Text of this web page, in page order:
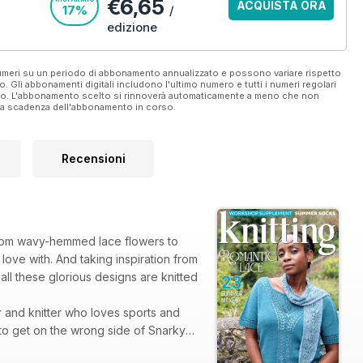
17% €6,65 /
edizione
ACQUISTA ORA
su un periodo di abbonamento annualizzato e possono variare rispetto
abbonamenti digitali includono l'ultimo numero e tutti i numeri regolari
L'abbonamento scelto si rinnoverà automaticamente a meno che non
scadenza dell'abbonamento in corso.
Recensioni
wavy-hemmed lace flowers to
with. And taking inspiration from
these glorious designs are knitted
and knitter who loves sports and
get on the wrong side of Snarky
Fern Yarns, the dyer behind